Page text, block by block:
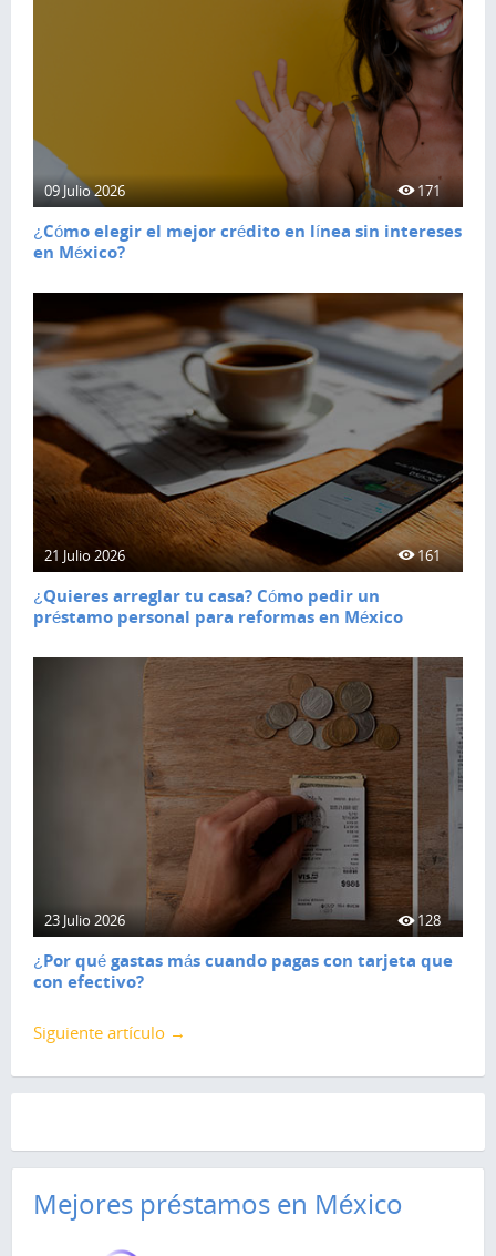
09 Julio 2026 171
¿Cómo elegir el mejor crédito en línea sin intereses
en México?
21 Julio 2026 161
¿Quieres arreglar tu casa? Cómo pedir un
préstamo personal para reformas en México
23 Julio 2026 128
¿Por qué gastas más cuando pagas con tarjeta que
con efectivo?
Siguiente artículo →
Mejores préstamos en México